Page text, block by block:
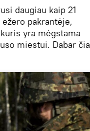
daugiau kaip 21
pakrantėje,
yra mėgstama
miestui. Dabar čia